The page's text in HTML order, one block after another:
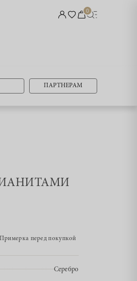
0
ПАРТНЕРАМ
Примерка перед покупкой
Серебро